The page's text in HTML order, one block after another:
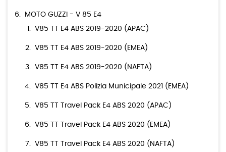
MOTO GUZZI - V 85 E4
V85 TT E4 ABS 2019-2020 (APAC)
V85 TT E4 ABS 2019-2020 (EMEA)
V85 TT E4 ABS 2019-2020 (NAFTA)
V85 TT E4 ABS Polizia Municipale 2021 (EMEA)
V85 TT Travel Pack E4 ABS 2020 (APAC)
V85 TT Travel Pack E4 ABS 2020 (EMEA)
V85 TT Travel Pack E4 ABS 2020 (NAFTA)